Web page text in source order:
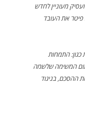
מעוניין לחדש
פיטר את העובד
התמחות
בתום המשימה שלשמה
ההסכם, בניגוד